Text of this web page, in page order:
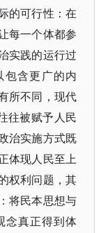
的可行性：在
每一个体都参
实践的运行过
包含更广的内
所不同，现代
往被赋予人民
治实施方式既
体现人民至上
权利问题，其
将民本思想与
念真正得到体